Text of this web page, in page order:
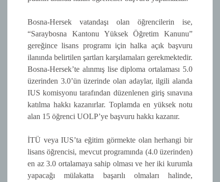
Bosna-Hersek vatandaşı olan öğrencilerin ise,
“Saraybosna Kantonu Yüksek Öğretim Kanunu”
gereğince lisans programı için halka açık başvuru
ilanında belirtilen şartları karşılamaları gerekmektedir.
Bosna-Hersek’te alınmış lise diploma ortalaması 5.0
üzerinden 3.0’ün üzerinde olan adaylar, ilgili alanda
IUS komisyonu tarafından düzenlenen giriş sınavına
katılma hakkı kazanırlar. Toplamda en yüksek notu
alan 15 öğrenci UOLP’ye başvuru hakkı kazanır.
İTÜ veya IUS’ta eğitim görmekte olan herhangi bir
lisans öğrencisi, mevcut programında (4.0 üzerinden)
en az 3.0 ortalamaya sahip olması ve her iki kurumla
yapacağı mülakatta başarılı olmaları halinde,